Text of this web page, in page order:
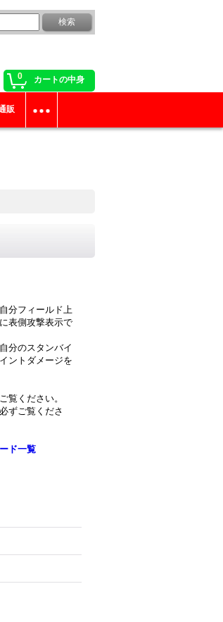
0 カートの中身
販
分フィールド上
表側攻撃表示で
分のスタンバイ
ントダメージを
覧ください。
ずご覧くださ
ド一覧